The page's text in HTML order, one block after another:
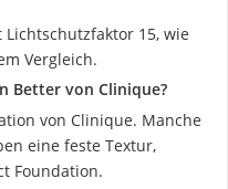
Lichtschutzfaktor 15, wie
Vergleich.
Better von Clinique?
von Clinique. Manche
eine feste Textur,
Foundation.